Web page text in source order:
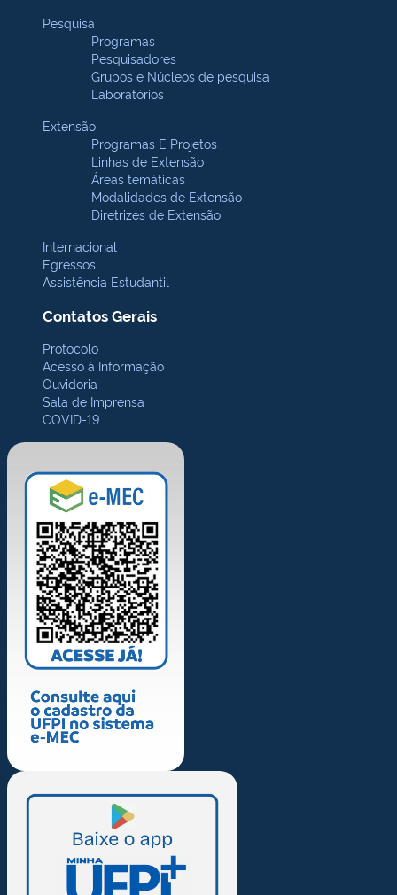
Pesquisa
Programas
Pesquisadores
Grupos e Núcleos de pesquisa
Laboratórios
Extensão
Programas E Projetos
Linhas de Extensão
Áreas temáticas
Modalidades de Extensão
Diretrizes de Extensão
Internacional
Egressos
Assistência Estudantil
Contatos Gerais
Protocolo
Acesso à Informação
Ouvidoria
Sala de Imprensa
COVID-19